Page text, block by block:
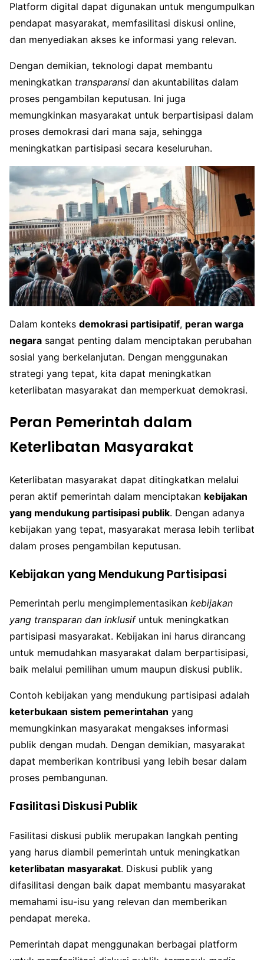
Platform digital dapat digunakan untuk mengumpulkan
pendapat masyarakat, memfasilitasi diskusi online,
dan menyediakan akses ke informasi yang relevan.
Dengan demikian, teknologi dapat membantu
meningkatkan transparansi dan akuntabilitas dalam
proses pengambilan keputusan. Ini juga
memungkinkan masyarakat untuk berpartisipasi dalam
proses demokrasi dari mana saja, sehingga
meningkatkan partisipasi secara keseluruhan.
Dalam konteks demokrasi partisipatif, peran warga
negara sangat penting dalam menciptakan perubahan
sosial yang berkelanjutan. Dengan menggunakan
strategi yang tepat, kita dapat meningkatkan
keterlibatan masyarakat dan memperkuat demokrasi.
Peran Pemerintah dalam
Keterlibatan Masyarakat
Keterlibatan masyarakat dapat ditingkatkan melalui
peran aktif pemerintah dalam menciptakan kebijakan
yang mendukung partisipasi publik. Dengan adanya
kebijakan yang tepat, masyarakat merasa lebih terlibat
dalam proses pengambilan keputusan.
Kebijakan yang Mendukung Partisipasi
Pemerintah perlu mengimplementasikan kebijakan
yang transparan dan inklusifuntuk meningkatkan
partisipasi masyarakat. Kebijakan ini harus dirancang
untuk memudahkan masyarakat dalam berpartisipasi,
baik melalui pemilihan umum maupun diskusi publik.
Contoh kebijakan yang mendukung partisipasi adalah
keterbukaan sistem pemerintahan yang
memungkinkan masyarakat mengakses informasi
publik dengan mudah. Dengan demikian, masyarakat
dapat memberikan kontribusi yang lebih besar dalam
proses pembangunan.
Fasilitasi Diskusi Publik
Fasilitasi diskusi publik merupakan langkah penting
yang harus diambil pemerintah untuk meningkatkan
keterlibatan masyarakat. Diskusi publik yang
difasilitasi dengan baik dapat membantu masyarakat
memahami isu-isu yang relevan dan memberikan
pendapat mereka.
Pemerintah dapat menggunakan berbagai platform